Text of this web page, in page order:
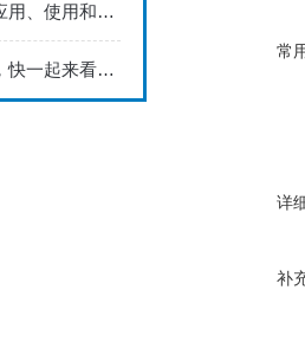
灌装蠕动泵的应用、使用和维护
什么是注射泵，快一起来看看吧
常
详
补